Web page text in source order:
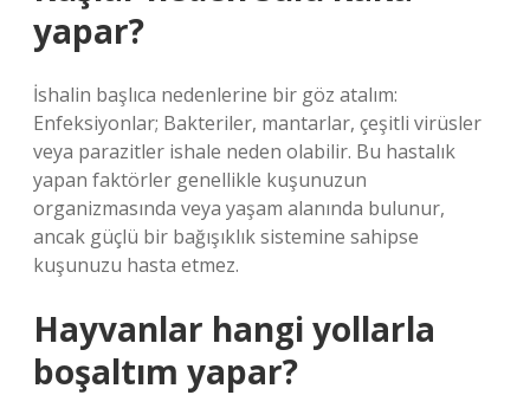
yapar?
İshalin başlıca nedenlerine bir göz atalım:
Enfeksiyonlar; Bakteriler, mantarlar, çeşitli virüsler
veya parazitler ishale neden olabilir. Bu hastalık
yapan faktörler genellikle kuşunuzun
organizmasında veya yaşam alanında bulunur,
ancak güçlü bir bağışıklık sistemine sahipse
kuşunuzu hasta etmez.
Hayvanlar hangi yollarla
boşaltım yapar?